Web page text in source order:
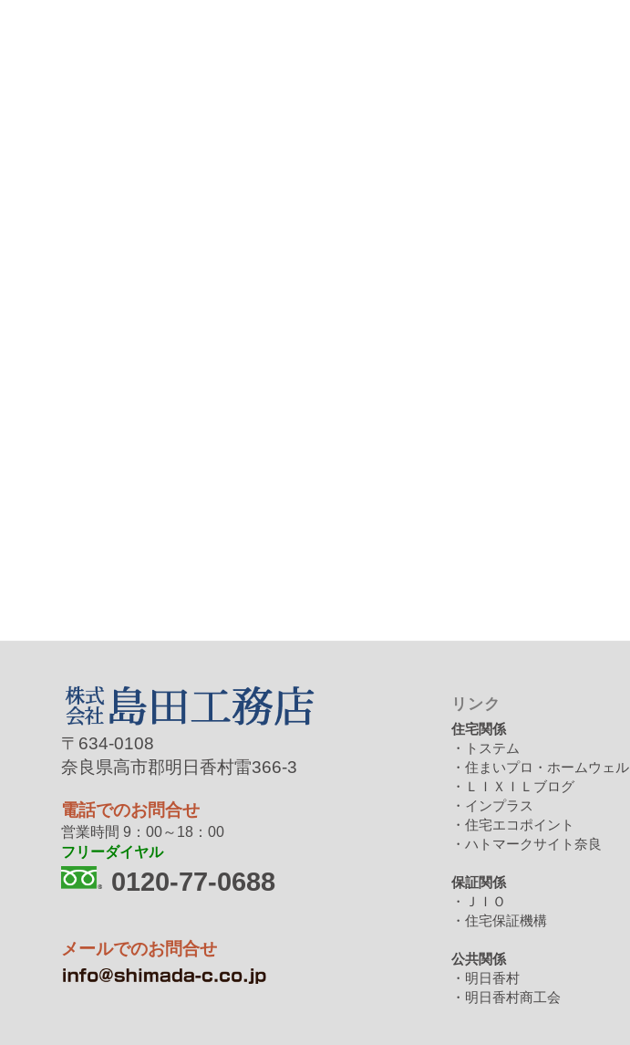
〒634-0108
奈良県高市郡明日香村雷366-3
電話でのお問合せ
営業時間 9：00～18：00
フリーダイヤル
0120-77-0688
メールでのお問合せ
リンク
住宅関係
・トステム
・住まいプロ・ホームウェル
・ＬＩＸＩＬブログ
・インプラス
・住宅エコポイント
・ハトマークサイト奈良
保証関係
・ＪＩＯ
・住宅保証機構
公共関係
・明日香村
・明日香村商工会